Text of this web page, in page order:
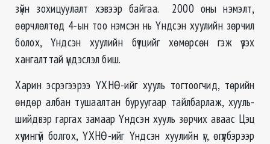
зүйн зохицуулалт хэвээр байгаа. 2000 оны нэмэлт,
өөрчлөлтөд 4-ын тоо нэмсэн нь Үндсэн хуулийн зөрчил
болох, Үндсэн хуулийн бүтцийг хөмөрсөн гэж үзэх
хангалттай үндэслэл биш.
Харин эсрэгээрээ ҮХНӨ-ийг хууль тогтоогчид, төрийн
өндөр албан тушаалтан буруугаар тайлбарлаж, хууль-
шийдвэр гаргах замаар Үндсэн хууль зөрчих аваас Цэц
хүчингүй болгох, ҮХНӨ-ийг Үндсэн хуулийн үг, өгүүлбэрээр